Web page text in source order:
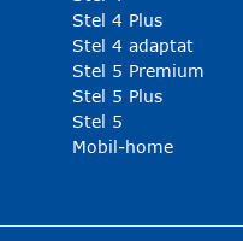
Stel 4 Plus
Stel 4 adaptat
Stel 5 Premium
Stel 5 Plus
Stel 5
Mobil-home